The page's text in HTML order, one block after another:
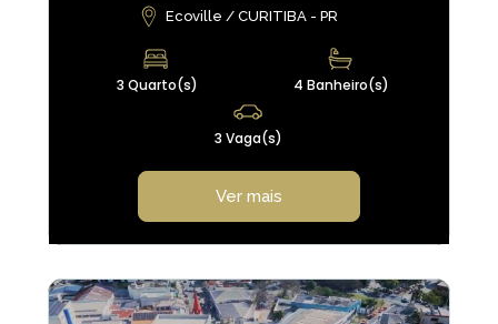
Ecoville / CURITIBA - PR
3 Quarto(s) 4 Banheiro(s)
3 Vaga(s)
Ver mais